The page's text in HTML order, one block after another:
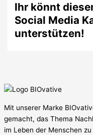
Ihr könnt
Social Media
unterstützen!
Mit unserer Marke
gemacht, das Thema
im Leben der Menschen